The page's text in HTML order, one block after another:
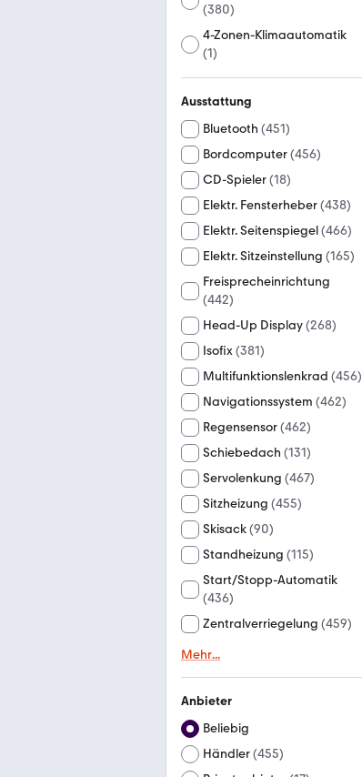
(380)
4-Zonen-Klimaautomatik
(1)
Ausstattung
Bluetooth (451)
Bordcomputer(456)
CD-Spieler(18)
Elektr. Fensterheber(438)
Elektr. Seitenspiegel(466)
Elektr. Sitzeinstellung (165)
Freisprecheinrichtung
(442)
Head-Up Display(268)
Isofix(381)
Multifunktionslenkrad (456)
Navigationssystem (462)
Regensensor(462)
Schiebedach (131)
Servolenkung (467)
Sitzheizung (455)
Skisack(90)
Standheizung (115)
Start/Stopp-Automatik
(436)
Zentralverriegelung (459)
Mehr...
Anbieter
Beliebig
Händler(455)